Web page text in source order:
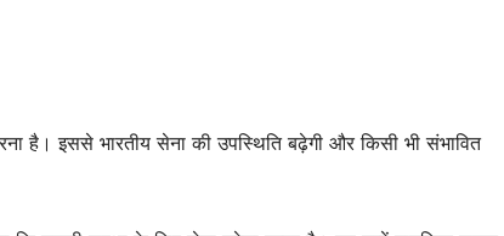
है। इससे भारतीय सेना की उपस्थिति बढ़ेगी और किसी भी संभावित